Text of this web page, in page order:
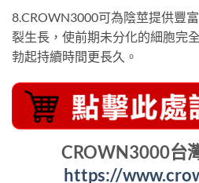
8.CROWN3000可為陰莖提供豐
裂生長，使前期未分化的細胞完
勃起持續時間更長久。
CROWN3000台
https://